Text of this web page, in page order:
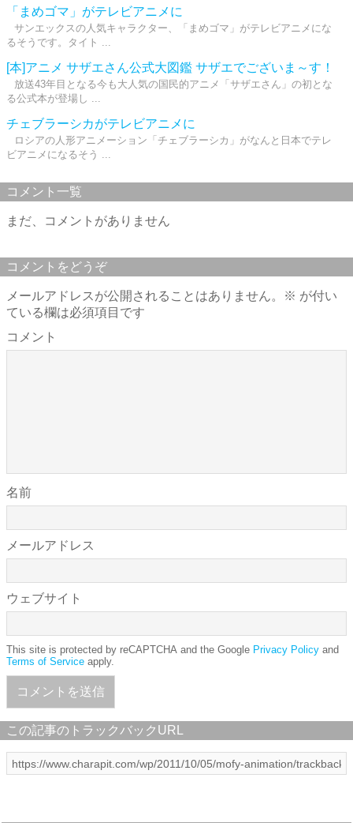
「まめゴマ」がテレビアニメに
サンエックスの人気キャラクター、「まめゴマ」がテレビアニメにな
るそうです。タイト ...
[本]アニメ サザエさん公式大図鑑 サザエでございま～す！
放送43年目となる今も大人気の国民的アニメ「サザエさん」の初とな
る公式本が登場し ...
チェブラーシカがテレビアニメに
ロシアの人形アニメーション「チェブラーシカ」がなんと日本でテレ
ビアニメになるそう ...
コメント一覧
まだ、コメントがありません
コメントをどうぞ
メールアドレスが公開されることはありません。 ※ が付い
ている欄は必須項目です
コメント
名前
メールアドレス
ウェブサイト
This site is protected by reCAPTCHA and the Google Privacy Policy and
Terms of Service apply.
この記事のトラックバックURL